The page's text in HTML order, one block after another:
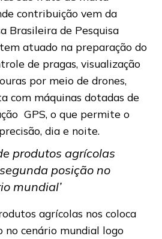
contribuição vem da
Brasileira de Pesquisa
atuado na preparação do
de pragas, visualização
por meio de drones,
com máquinas dotadas de
GPS, o que permite o
dia e noite.
produtos agrícolas
posição no
mundial’
agrícolas nos coloca
no cenário mundial logo